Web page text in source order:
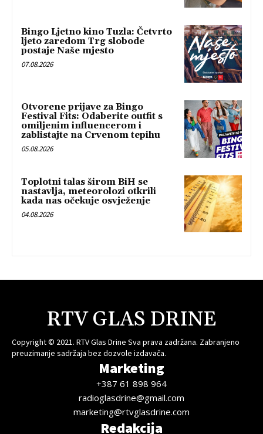
Bingo Ljetno kino Tuzla: Četvrto
ljeto zaredom Trg slobode
postaje Naše mjesto
07.08.2026
Otvorene prijave za Bingo
Festival Fits: Odaberite outfit s
omiljenim influencerom i
zablistajte na Crvenom tepihu
05.08.2026
Toplotni talas širom BiH se
nastavlja, meteorolozi otkrili
kada nas očekuje osvježenje
04.08.2026
RTV GLAS DRINE
Copyright © 2021. RTV Glas Drine Sva prava zadržana. Zabranjeno
preuzimanje sadržaja bez dozvole izdavača.
Marketing
+387 61 898 964
radioglasdrine@gmail.com
marketing@rtvglasdrine.com
Redakcija